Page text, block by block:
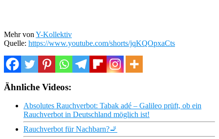
Mehr von Y-Kollektiv
Quelle: https://www.youtube.com/shorts/jqKQOpxaCts
Ähnliche Videos:
Absolutes Rauchverbot: Tabak adé – Galileo prüft, ob ein
Rauchverbot in Deutschland möglich ist!
Rauchverbot für Nachbarn?🚬